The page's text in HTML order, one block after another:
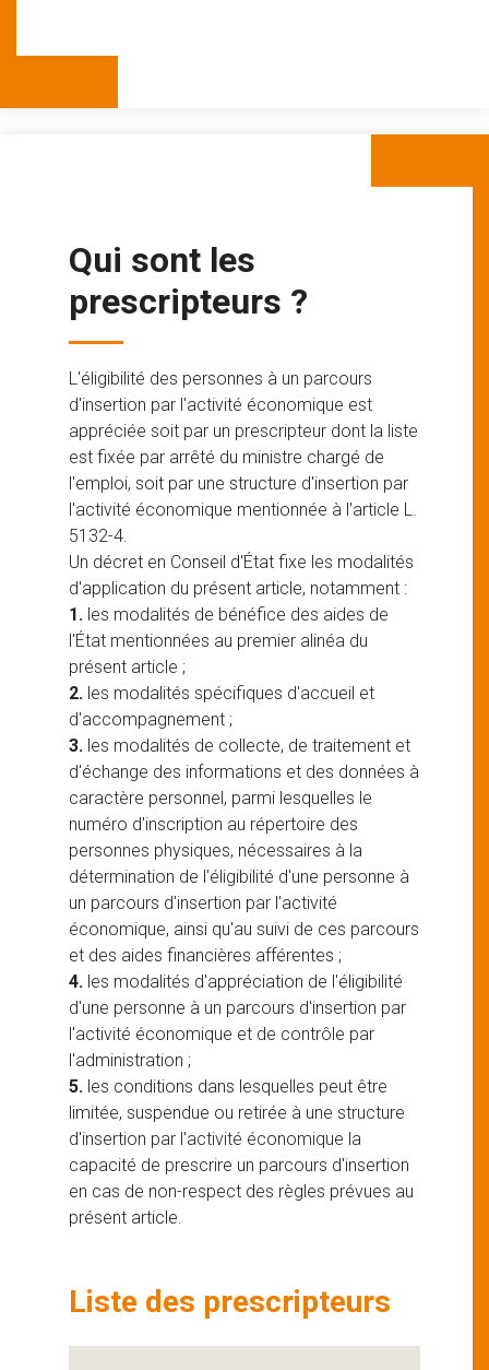
Qui sont les
prescripteurs ?
L'éligibilité des personnes à un parcours
d'insertion par l'activité économique est
appréciée soit par un prescripteur dont la liste
est fixée par arrêté du ministre chargé de
l'emploi, soit par une structure d'insertion par
l'activité économique mentionnée à l'article L.
5132-4.
Un décret en Conseil d'État fixe les modalités
d'application du présent article, notamment :
1. les modalités de bénéfice des aides de
l'État mentionnées au premier alinéa du
présent article ;
2. les modalités spécifiques d'accueil et
d'accompagnement ;
3. les modalités de collecte, de traitement et
d'échange des informations et des données à
caractère personnel, parmi lesquelles le
numéro d'inscription au répertoire des
personnes physiques, nécessaires à la
détermination de l'éligibilité d'une personne à
un parcours d'insertion par l'activité
économique, ainsi qu'au suivi de ces parcours
et des aides financières afférentes ;
4. les modalités d'appréciation de l'éligibilité
d'une personne à un parcours d'insertion par
l'activité économique et de contrôle par
l'administration ;
5. les conditions dans lesquelles peut être
limitée, suspendue ou retirée à une structure
d'insertion par l'activité économique la
capacité de prescrire un parcours d'insertion
en cas de non-respect des règles prévues au
présent article.
Liste des prescripteurs